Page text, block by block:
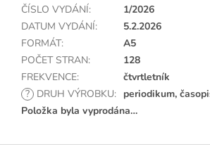
ČÍSLO VYDÁNÍ:
1/2026
DATUM VYDÁNÍ:
5.2.2026
FORMÁT:
A5
POČET STRAN:
128
FREKVENCE:
čtvrtletník
? DRUH VÝROBKU: periodikum,
Položka byla vyprodána…
Z